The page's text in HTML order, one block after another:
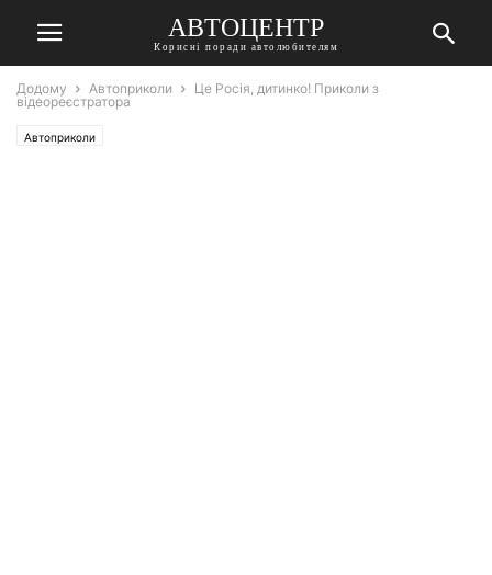
АВТОЦЕНТР
Корисні поради автолюбителям
Додому Автоприколи
Це Росія, дитинко! Приколи з
відеореєстратора
Автоприколи